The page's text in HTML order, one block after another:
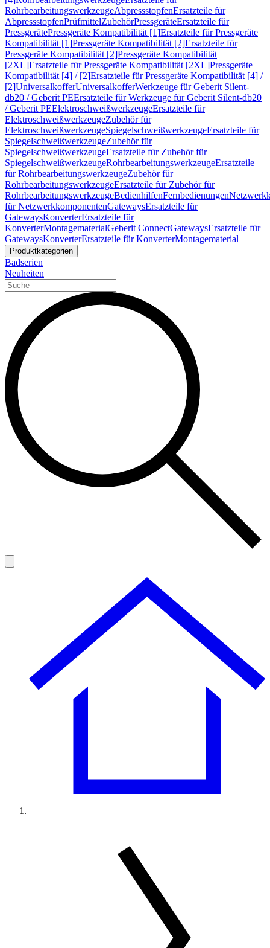
RohrbearbeitungswerkzeugeAbpressstopfenErsatzteile für
AbpressstopfenPrüfmittelZubehörPressgeräteErsatzteile für
PressgerätePressgeräte Kompatibilität [1]Ersatzteile für Pressgeräte
Kompatibilität [1]Pressgeräte Kompatibilität [2]Ersatzteile für
Pressgeräte Kompatibilität [2]Pressgeräte Kompatibilität
[2XL]Ersatzteile für Pressgeräte Kompatibilität [2XL]Pressgeräte
Kompatibilität [4] / [2]Ersatzteile für Pressgeräte Kompatibilität [4] /
[2]UniversalkofferUniversalkofferWerkzeuge für Geberit Silent-
db20 / Geberit PEErsatzteile für Werkzeuge für Geberit Silent-db20
/ Geberit PEElektroschweißwerkzeugeErsatzteile für
ElektroschweißwerkzeugeZubehör für
ElektroschweißwerkzeugeSpiegelschweißwerkzeugeErsatzteile für
SpiegelschweißwerkzeugeZubehör für
SpiegelschweißwerkzeugeErsatzteile für Zubehör für
SpiegelschweißwerkzeugeRohrbearbeitungswerkzeugeErsatzteile
für RohrbearbeitungswerkzeugeZubehör für
RohrbearbeitungswerkzeugeErsatzteile für Zubehör für
RohrbearbeitungswerkzeugeBedienhilfenFernbedienungen
für NetzwerkkomponentenGatewaysErsatzteile für
GatewaysKonverterErsatzteile für
KonverterMontagematerialGeberit ConnectGatewaysErsatzteile für
GatewaysKonverterErsatzteile für KonverterMontagematerial
Produktkategorien
Badserien
Neuheiten